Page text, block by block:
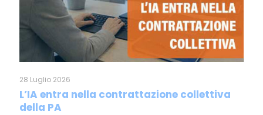
28 Luglio 2026
L’IA entra nella contrattazione collettiva
della PA